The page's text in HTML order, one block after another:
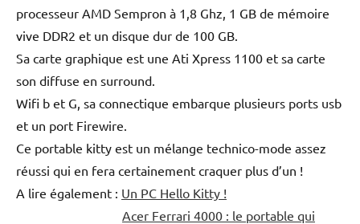
processeur AMD Sempron à 1,8 Ghz, 1 GB de mémoire
vive DDR2 et un disque dur de 100 GB.
Sa carte graphique est une Ati Xpress 1100 et sa carte
son diffuse en surround.
Wifi b et G, sa connectique embarque plusieurs ports usb
et un port Firewire.
Ce portable kitty est un mélange technico-mode assez
réussi qui en fera certainement craquer plus d’un !
A lire également : Un PC Hello Kitty !
Acer Ferrari 4000 : le portable qui